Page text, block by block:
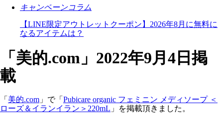
キャンペーンコラム
【LINE限定アウトレットクーポン】2026年8月に無料に
なるアイテムは？
「美的.com」2022年9月4日掲
載
「 美的.com 」で「 Pubicare organic フェミニン メディソープ ＜
ローズ＆イランイラン＞220mL 」を掲載頂きました。